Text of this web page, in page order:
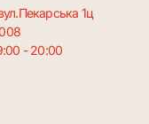
1ц
- 20:00